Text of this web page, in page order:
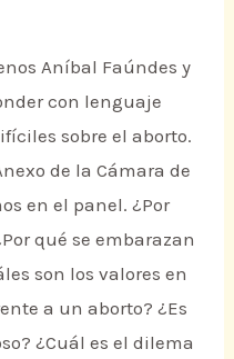
Aníbal Faúndes y
con lenguaje
sobre el aborto.
de la Cámara de
en el panel. ¿Por
qué se embarazan
son los valores en
a un aborto? ¿Es
¿Cuál es el dilema